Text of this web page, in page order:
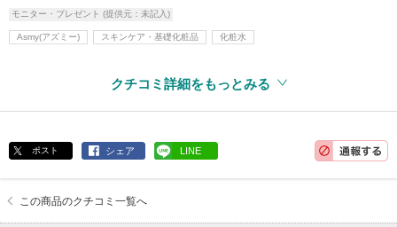
モニター・プレゼント (提供元：未記入)
Asmy(アズミー) スキンケア・基礎化粧品 化粧水
クチコミ詳細をもっとみる
ポスト シェア LINE
この商品のクチコミ一覧へ